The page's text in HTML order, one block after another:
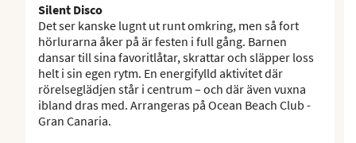
Silent Disco
Det ser kanske lugnt ut runt omkring, men så fort
hörlurarna åker på är festen i full gång. Barnen
dansar till sina favoritlåtar, skrattar och släpper loss
helt i sin egen rytm. En energifylld aktivitet där
rörelseglädjen står i centrum – och där även vuxna
ibland dras med. Arrangeras på Ocean Beach Club -
Gran Canaria.